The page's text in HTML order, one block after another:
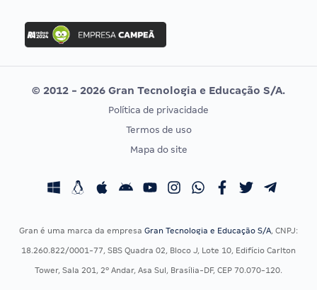
Concurso Ibama
Concurso MPU
Editais publicados
Vunesp
CONCURSOS POR PROFISSÃO
Concursos Fiscais
Concursos Saúde
EXAME DE ORDEM
Calendário OAB
© 2012 - 2026 Gran Tecnologia e Educação S/A.
Política de privacidade
Termos de uso
Mapa do site
Gran é uma marca da empresa Gran Tecnologia e Educação S/A, CNPJ:
18.260.822/0001-77, SBS Quadra 02, Bloco J, Lote 10, Edifício Carlton
Tower, Sala 201, 2º Andar, Asa Sul, Brasília-DF, CEP 70.070-120.